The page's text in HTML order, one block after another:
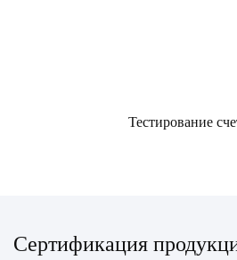
Тестирование
Сертификация